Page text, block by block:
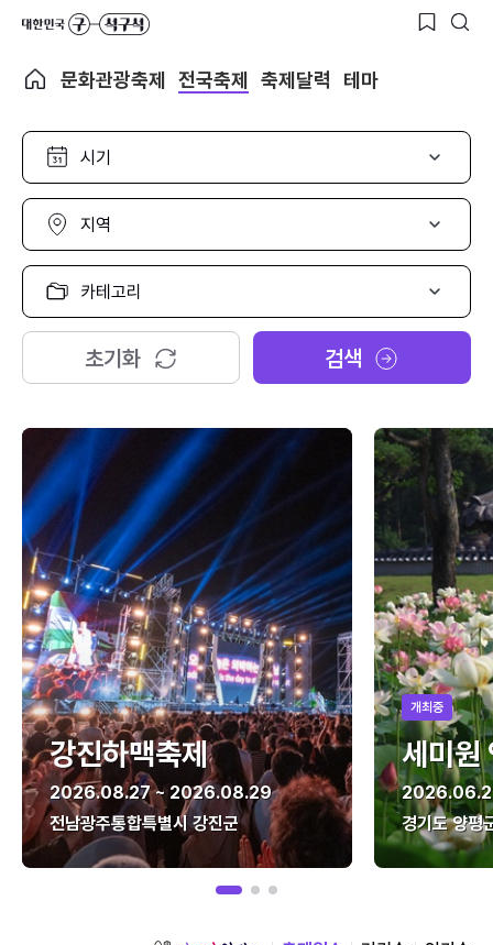
문화관광축제 전국축제 축제달력 테마
시
선
택
지
선
택
카
고
리
택
초기화 검색
강진하맥축제
2026.08.27 ~ 2026.08.29
전남광주통합특별시 강진군
개최중
세미원
경기도 양평